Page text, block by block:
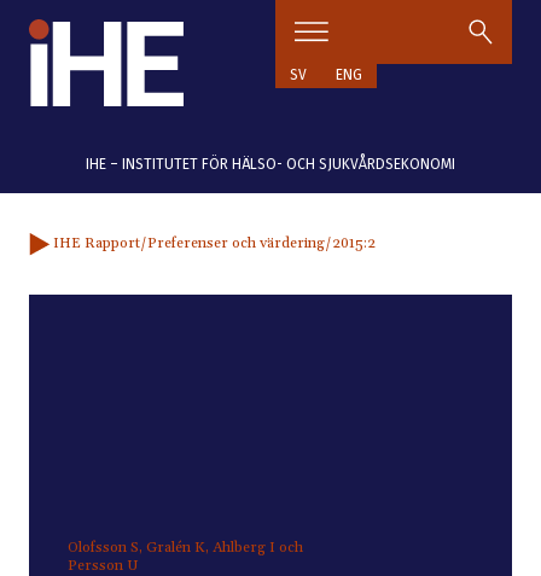
IHE – INSTITUTET FÖR HÄLSO- OCH SJUKVÅRDSEKONOMI
SV ENG
IHE Rapport/Preferenser och värdering/2015:2
Olofsson S, Gralén K, Ahlberg I och
Persson U